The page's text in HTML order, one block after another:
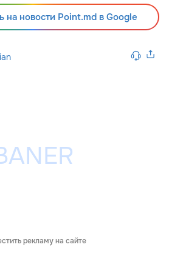
на новости Point.md в Google
рекламу на сайте